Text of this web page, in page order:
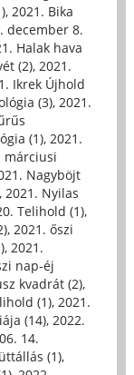
, 2021. Bika
december 8.
Halak hava
(2), 2021.
Ikrek Újhold
(3), 2021.
(1), 2021.
márciusi
Nagyböjt
2021. Nyilas
Telihold (1),
, 2021. őszi
, 2021.
nap-éj
kvadrát (2),
(1), 2021.
(14), 2022.
14.
(1),